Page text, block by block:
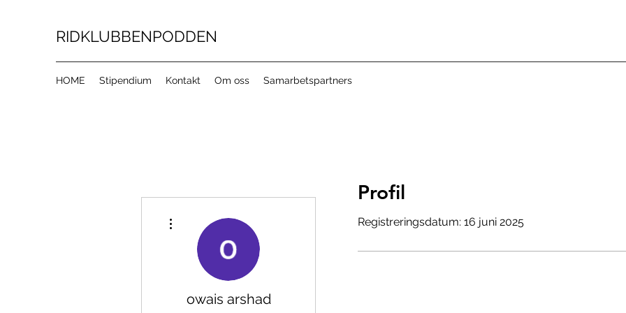
RIDKLUBBENPODDEN
HOME Stipendium Kontakt Om oss Samarbetspartners
Profil
Registreringsdatum: 16 juni 2025
owais arshad